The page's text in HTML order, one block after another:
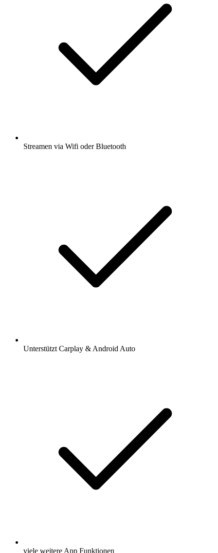
Streamen via Wifi oder Bluetooth
Unterstützt Carplay & Android Auto
viele weitere App Funktionen